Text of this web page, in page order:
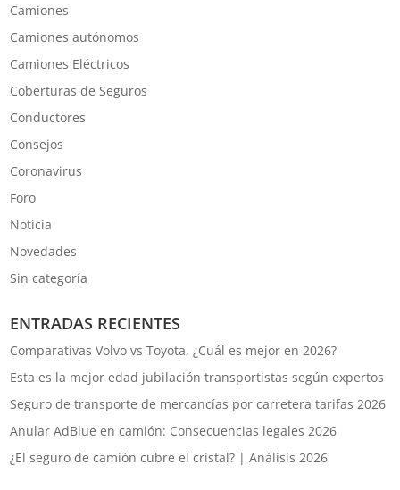
Camiones
Camiones autónomos
Camiones Eléctricos
Coberturas de Seguros
Conductores
Consejos
Coronavirus
Foro
Noticia
Novedades
Sin categoría
ENTRADAS RECIENTES
Comparativas Volvo vs Toyota, ¿Cuál es mejor en 2026?
Esta es la mejor edad jubilación transportistas según expertos
Seguro de transporte de mercancías por carretera tarifas 2026
Anular AdBlue en camión: Consecuencias legales 2026
¿El seguro de camión cubre el cristal? | Análisis 2026